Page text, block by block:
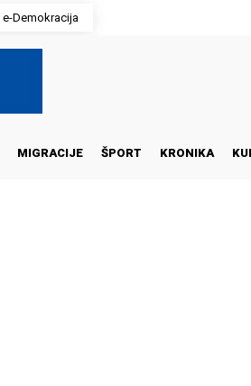
e-Demokracija
MIGRACIJE ŠPORT KRONIKA